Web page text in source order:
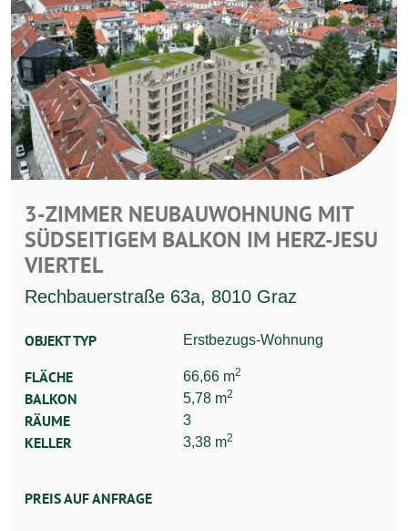
3-ZIMMER NEUBAUWOHNUNG MIT
SÜDSEITIGEM BALKON IM HERZ-JESU
VIERTEL
Rechbauerstraße 63a, 8010 Graz
OBJEKT TYP Erstbezugs-Wohnung
FLÄCHE 66,66 m2
BALKON 5,78 m2
RÄUME 3
KELLER 3,38 m2
PREIS AUF ANFRAGE